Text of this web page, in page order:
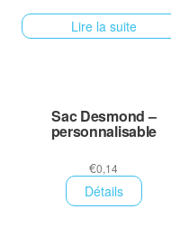
Lire la suite
Sac Desmond –
personnalisable
€0,14
Détails